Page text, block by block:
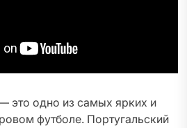
это одно из самых ярких и
футболе. Португальский